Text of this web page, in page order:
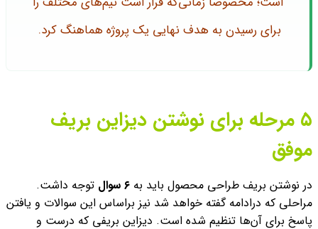
برای رسیدن به هدف نهایی یک پروژه هماهنگ کرد.
۵ مرحله برای نوشتن دیزاین بریف
موفق
در نوشتن بریف طراحی محصول باید به ۶ سوال
توجه داشت.
مراحلی که درادامه گفته خواهد شد نیز براساس این سوالات و یافتن
پاسخ برای آن‌ها تنظیم شده است. دیزاین بریفی که درست و